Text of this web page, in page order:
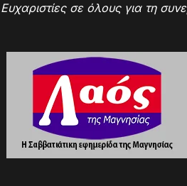
Ευχαριστίες σε όλους για τη